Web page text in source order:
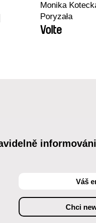
Monika
Poryzała
Volte